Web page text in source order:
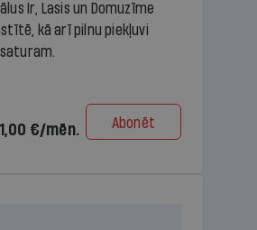
Ir, Lasis un Domuzīme
kā arī pilnu piekļuvi
€/mēn. Abonēt